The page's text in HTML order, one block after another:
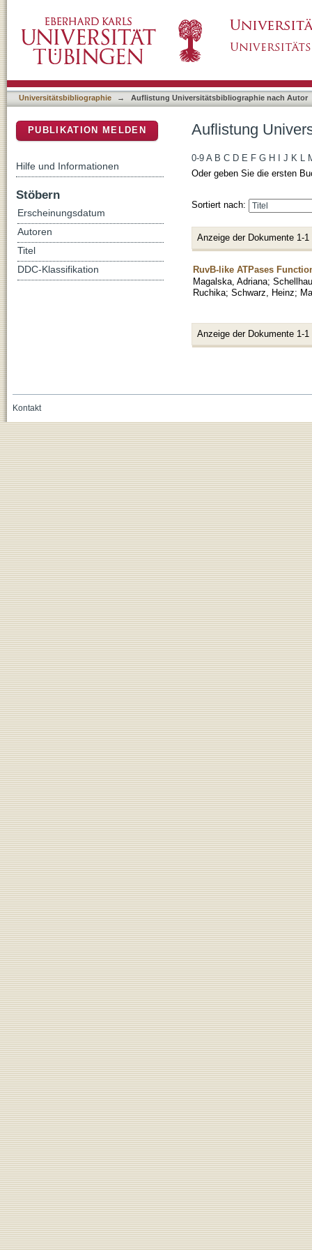
Universitätsbibliographie → Auflistung Universitätsbibliographie nach Autor
Auflistung
0-9 A B C D E F G H J K L
Oder geben Sie die ersten
Sortiert nach:
Anzeige der Dokumente 1-1
RuvB-like ATPases
Magalska, Adriana;
Ruchika; Schwarz, Heinz;
Anzeige der Dokumente 1-1
PUBLIKATION MELDEN
Hilfe und Informationen
Stöbern
Erscheinungsdatum
Autoren
Titel
DDC-Klassifikation
Kontakt